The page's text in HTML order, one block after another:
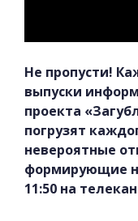
Не пропусти!
выпуски
проекта
погрузят
невероятные
формирующие
11:50 на